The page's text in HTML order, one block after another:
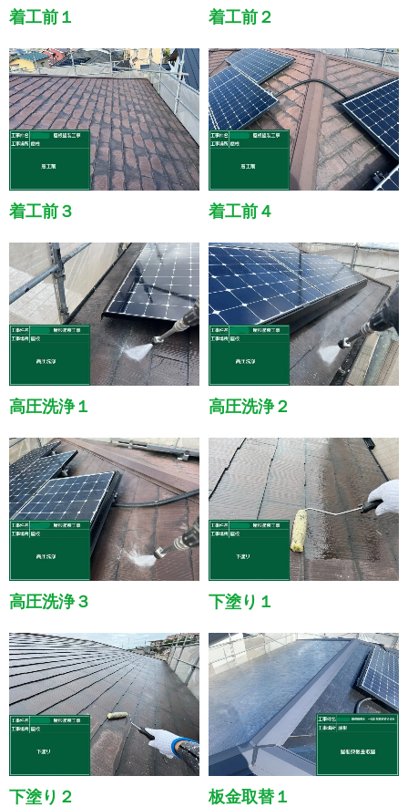
着工前１ 着工前２
着工前３ 着工前４
高圧洗浄１ 高圧洗浄２
高圧洗浄３ 下塗り１
下塗り２ 板金取替１